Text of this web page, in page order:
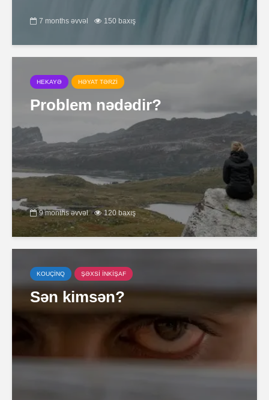
7 months əvvəl 150 baxış
HEKAYƏ HƏYAT TƏRZİ
Problem nədədir?
9 months əvvəl 120 baxış
KOUÇİNQ ŞƏXSİ İNKİŞAF
Sən kimsən?